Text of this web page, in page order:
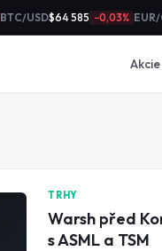
BTC/USD$64 585 −0,03%
Akcie
TRHY
Warsh před
s ASML a TSM